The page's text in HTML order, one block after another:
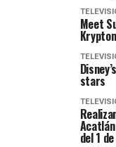
Meet
Krypton
stars
del 1